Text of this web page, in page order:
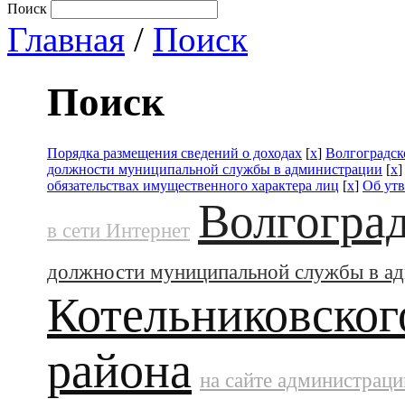
Поиск
Главная / Поиск
Поиск
Порядка размещения сведений о доходах [x]
должности муниципальной службы в администрации [x]
обязательствах имущественного характера лиц [x] Об
в сети Интернет
должности муниципальной службы в
района на сайте